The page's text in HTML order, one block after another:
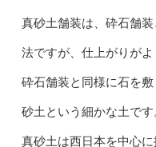
真砂土舗装は、砕石舗
法ですが、仕上がりがよ
砕石舗装と同様に石を
砂土という細かな土です
真砂土は西日本を中心